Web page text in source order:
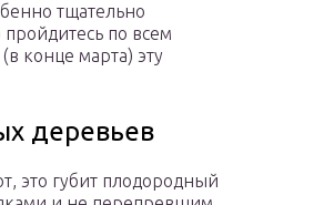
тщательно
по всем
конце марта) эту
деревьев
это губит плодородный